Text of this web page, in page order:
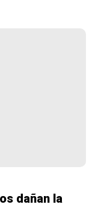
dañan la